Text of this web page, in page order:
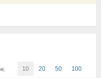
10 20 50 100